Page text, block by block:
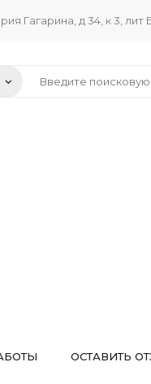
Гагарина, д 34, к 3, лит
ОСТАВИТЬ